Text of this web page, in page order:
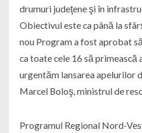
drumuri judeţene şi în
Obiectivul este ca până la
nou Program a fost aprobat
ca toate cele 16 să
urgentăm lansarea apelurilor
Marcel Boloş, ministrul de
Programul Regional Nord-